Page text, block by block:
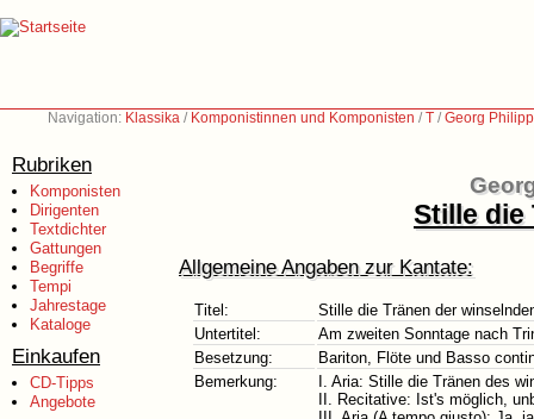
Navigation: Klassika / Komponistinnen und Komponisten /T /Georg
Rubriken
Komponisten
Dirigenten
Textdichter
Gattungen
Begriffe
Tempi
Jahrestage
Kataloge
Einkaufen
CD-Tipps
Angebote
Stille die
Allgemeine Angaben zur Kantate:
Titel:
Stille die Tränen der
Untertitel:
Am zweiten Sonntage nach
Besetzung:
Bariton, Flöte und Basso
Bemerkung:
I. Aria: Stille die Tränen des
II. Recitative: Ist's möglich,